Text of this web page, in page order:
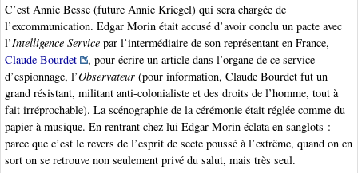
C’est Annie Besse (future Annie Kriegel) qui sera chargée de
l’excommunication. Edgar Morin était accusé d’avoir conclu un pacte avec
l’Intelligence Service par l’intermédiaire de son représentant en France,
Claude Bourdet
, pour écrire un article dans l’organe de ce service
d’espionnage, l’Observateur (pour information, Claude Bourdet fut un
grand résistant, militant anti-colonialiste et des droits de l’homme, tout à
fait irréprochable). La scénographie de la cérémonie était réglée comme du
papier à musique. En rentrant chez lui Edgar Morin éclata en sanglots :
parce que c’est le revers de l’esprit de secte poussé à l’extrême, quand on en
sort on se retrouve non seulement privé du salut, mais très seul.